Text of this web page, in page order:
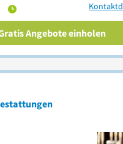
Angebote einholen